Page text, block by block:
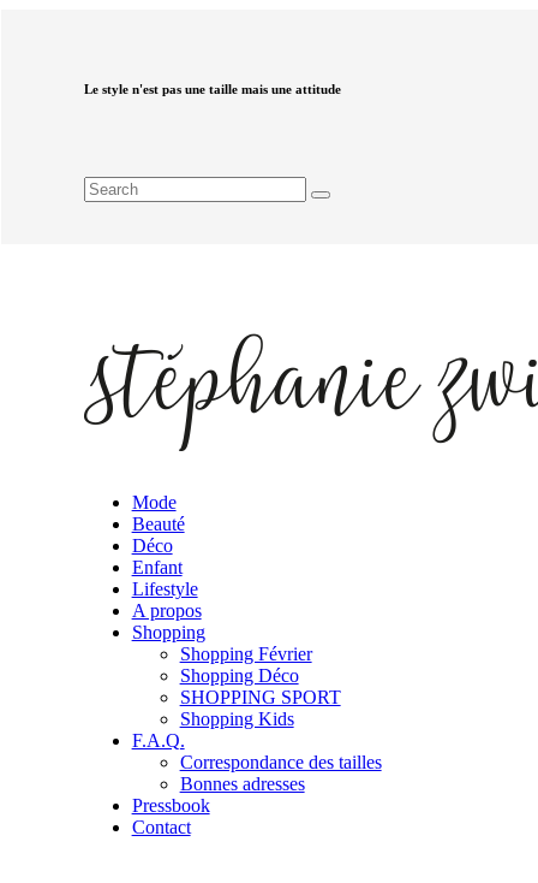
Le style n'est pas une taille mais une attitude
Mode
Beauté
Déco
Enfant
Lifestyle
A propos
Shopping
Shopping Février
Shopping Déco
SHOPPING SPORT
Shopping Kids
F.A.Q.
Correspondance des tailles
Bonnes adresses
Pressbook
Contact